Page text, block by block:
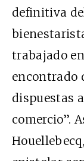
definitiva
trabajado
encontrado
dispuestas
comercio”.